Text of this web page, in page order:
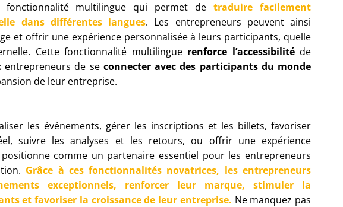
fonctionnalité multilingue qui permet detraduire facilement
dans différentes langues. Les entrepreneurs peuvent ainsi
et offrir une expérience personnalisée à leurs participants, quelle
Cette fonctionnalité multilingue renforce l’accessibilitéde
entrepreneurs de se connecter avec des participants du monde
de leur entreprise.
les événements, gérer les inscriptions et les billets, favoriser
suivre les analyses et les retours, ou offrir une expérience
comme un partenaire essentiel pour les entrepreneurs
Grâce à ces fonctionnalités novatrices, les entrepreneurs
exceptionnels, renforcer leur marque, stimuler la
et favoriser la croissance de leur entreprise. Ne manquez pas